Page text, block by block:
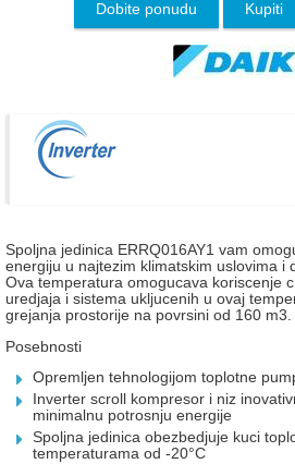
Dobite ponudu Kupiti
Spoljna jedinica ERRQ016AY1 vam
energiju u najtezim klimatskim uslovima i
Ova temperatura omogucava koriscenje
uredjaja i sistema ukljucenih u ovaj
grejanja prostorije na povrsini od 160 m3.
Posebnosti
Opremljen tehnologijom toplotne
Inverter scroll kompresor i niz
minimalnu potrosnju energije
Spoljna jedinica obezbedjuje kuci
temperaturama od -20°C